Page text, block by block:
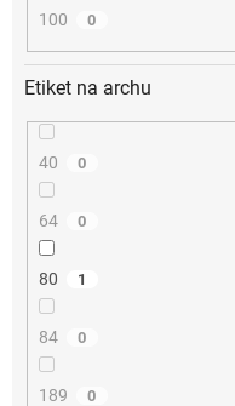
100 0
Etiket na archu
40 0
64 0
80 1
84 0
189 0